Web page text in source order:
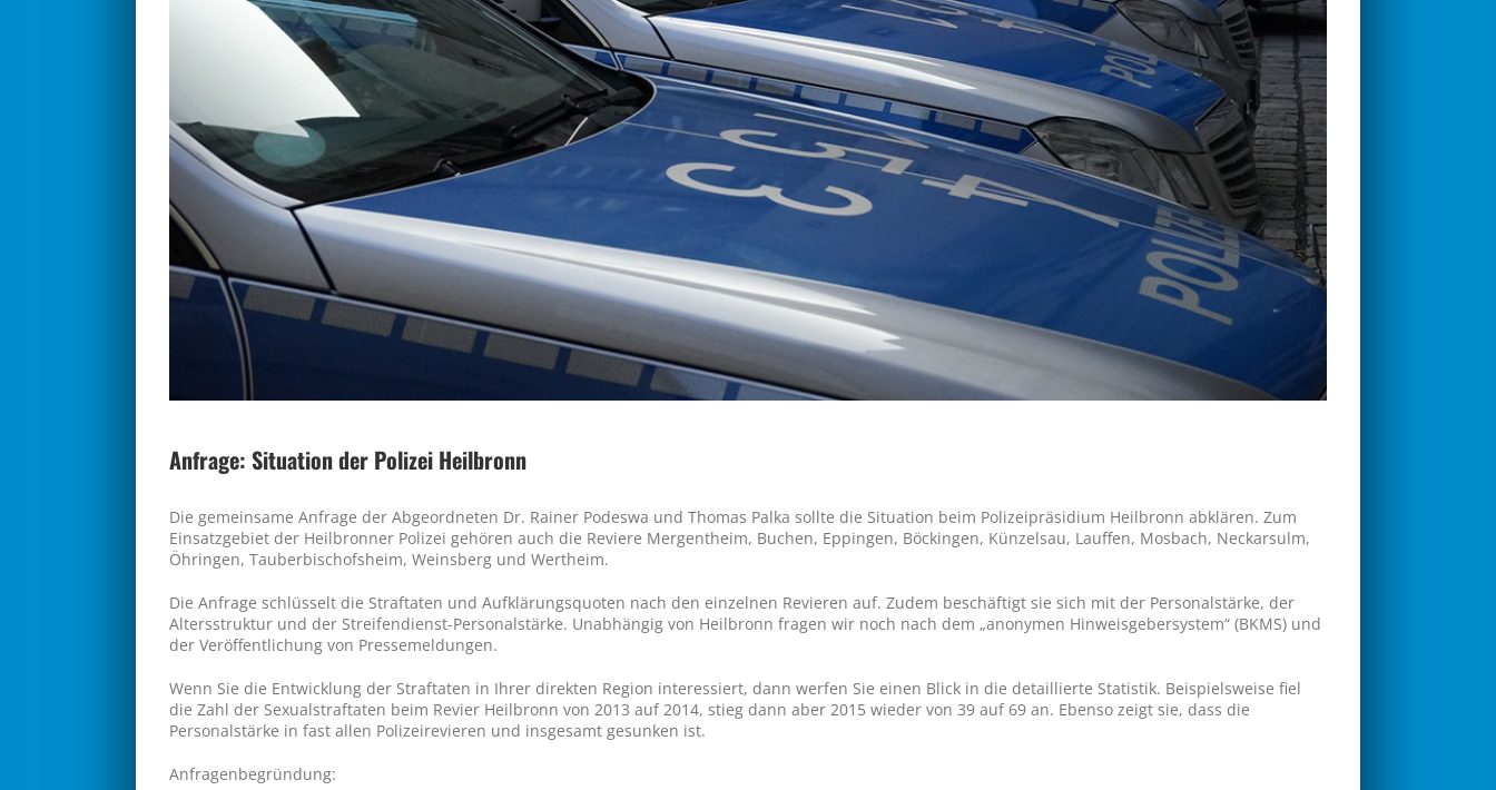
Anfrage: Situation der Polizei Heilbronn
Die gemeinsame Anfrage der Abgeordneten Dr. Rainer Podeswa und Thomas Palka sollte die Situation beim Polizeipräsidium Heilbronn abklären. Zum
Einsatzgebiet der Heilbronner Polizei gehören auch die Reviere Mergentheim, Buchen, Eppingen, Böckingen, Künzelsau, Lauffen, Mosbach, Neckarsulm,
Öhringen, Tauberbischofsheim, Weinsberg und Wertheim.
Die Anfrage schlüsselt die Straftaten und Aufklärungsquoten nach den einzelnen Revieren auf. Zudem beschäftigt sie sich mit der Personalstärke, der
Altersstruktur und der Streifendienst-Personalstärke. Unabhängig von Heilbronn fragen wir noch nach dem „anonymen Hinweisgebersystem“ (BKMS) und
der Veröffentlichung von Pressemeldungen.
Wenn Sie die Entwicklung der Straftaten in Ihrer direkten Region interessiert, dann werfen Sie einen Blick in die detaillierte Statistik. Beispielsweise fiel
die Zahl der Sexualstraftaten beim Revier Heilbronn von 2013 auf 2014, stieg dann aber 2015 wieder von 39 auf 69 an. Ebenso zeigt sie, dass die
Personalstärke in fast allen Polizeirevieren und insgesamt gesunken ist.
Anfragenbegründung: